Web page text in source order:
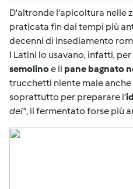
D'altronde l'apicoltura nelle
praticata fin dai tempi più
decenni di insediamento
I Latini lo usavano, infatti, per
semolinoe il pane bagnato
trucchetti niente male anche
soprattutto per preparare l'
dei", il fermentato forse più